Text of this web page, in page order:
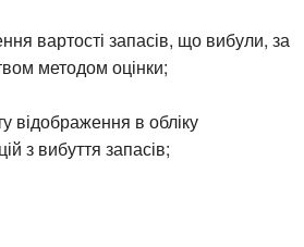
вартості запасів, що вибули, за
методом оцінки;
відображення в обліку
з вибуття запасів;